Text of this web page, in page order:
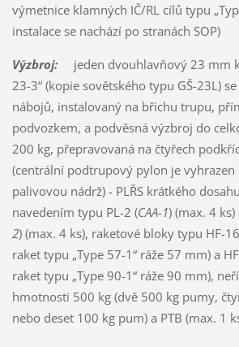
výmetnice klamných IČ/RL cílů typu
instalace se nachází po stranách SOP)
Výzbroj:jeden dvouhlavňový 23 mm
23-3“ (kopie sovětského typu GŠ-23L)
nábojů, instalovaný na břichu trupu,
podvozkem, a podvěsná výzbroj do
200 kg, přepravovaná na čtyřech
(centrální podtrupový pylon je
palivovou nádrž) - PLŘS krátkého
navedením typu PL-2 (CAA-1) (max. 4 ks)
2) (max. 4 ks), raketové bloky typu HF-
raket typu „Type 57-1“ ráže 57 mm) a
raket typu „Type 90-1“ ráže 90 mm),
hmotnosti 500 kg (dvě 500 kg pumy,
nebo deset 100 kg pum) a PTB (max. 1